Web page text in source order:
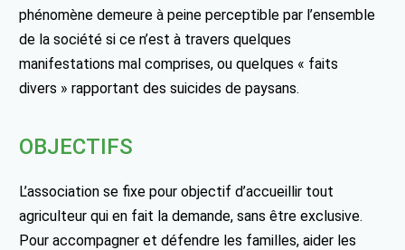
phénomène demeure à peine perceptible par l’ensemble
de la société si ce n’est à travers quelques
manifestations mal comprises, ou quelques « faits
divers » rapportant des suicides de paysans.
OBJECTIFS
L’association se fixe pour objectif d’accueillir tout
agriculteur qui en fait la demande, sans être exclusive.
Pour accompagner et défendre les familles, aider les